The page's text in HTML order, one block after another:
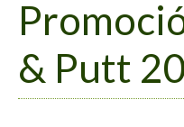
& Putt